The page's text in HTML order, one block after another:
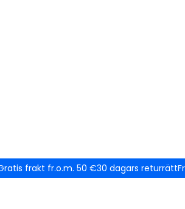
frakt fr.o.m. 50 €30 dagars returrätt